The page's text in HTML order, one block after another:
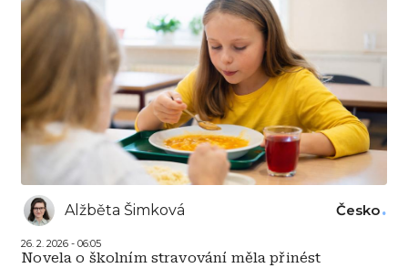
Alžběta Šimková
26. 2. 2026 - 06:05
Česko
Novela o školním stravování měla přinést